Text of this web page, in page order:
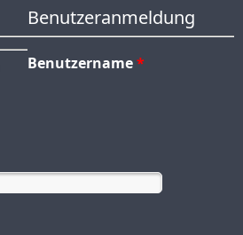
Benutzeranmeldung
Benutzername*